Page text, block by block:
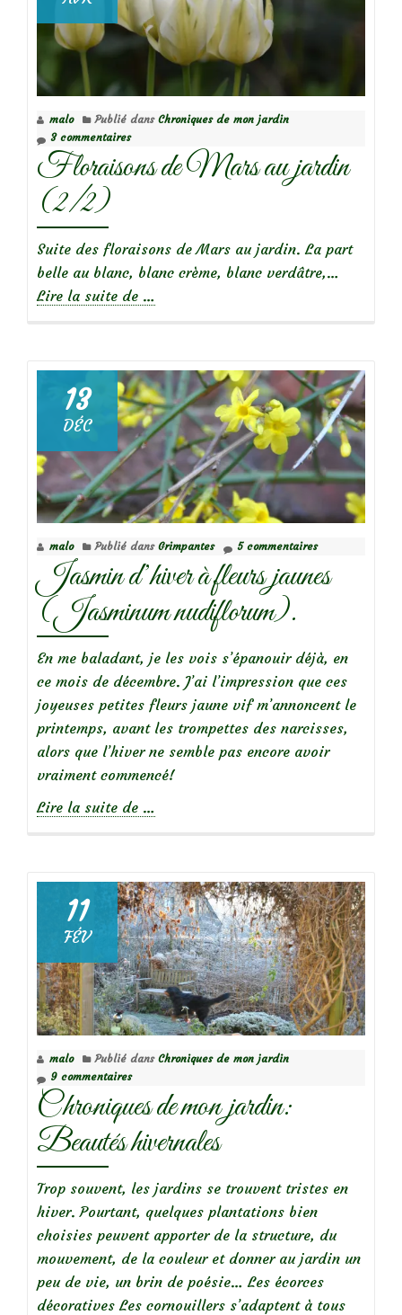
malo Publié dans Chroniques de mon jardin
3 commentaires
Floraisons de Mars au jardin
(2/2)
Suite des floraisons de Mars au jardin. La part
belle au blanc, blanc crème, blanc verdâtre,…
Lire la suite de
Mars
au
jardin
(2/2)
…
13
DÉC
malo Publié dans Grimpantes 5 commentaires
Jasmin d’hiver à fleurs jaunes
(Jasminum nudiflorum).
En me baladant, je les vois s’épanouir déjà, en
ce mois de décembre. J’ai l’impression que ces
joyeuses petites fleurs jaune vif m’annoncent le
printemps, avant les trompettes des narcisses,
alors que l’hiver ne semble pas encore avoir
vraiment commencé!
Lire la suite de à
à
fleurs
jaunes
(Jasminum
nudiflorum).
…
11
FÉV
malo Publié dans Chroniques de mon jardin
9 commentaires
Chroniques de mon jardin:
Beautés hivernales
Trop souvent, les jardins se trouvent tristes en
hiver. Pourtant, quelques plantations bien
choisies peuvent apporter de la structure, du
mouvement, de la couleur et donner au jardin un
peu de vie, un brin de poésie… Les écorces
décoratives Les cornouillers s’adaptent à tous